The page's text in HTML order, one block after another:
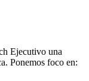
Ejecutivo una
Ponemos foco en: